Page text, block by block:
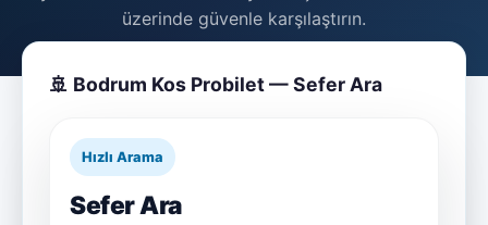
üzerinde güvenle karşılaştırın.
🚢 Bodrum Kos Probilet — Sefer Ara
Hızlı Arama
Sefer Ara